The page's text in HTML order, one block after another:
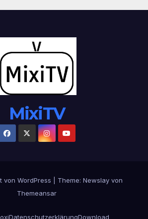
MixiTV
von WordPress Theme: Newslayvon
Themeansar
DatenschutzerklärungDownload